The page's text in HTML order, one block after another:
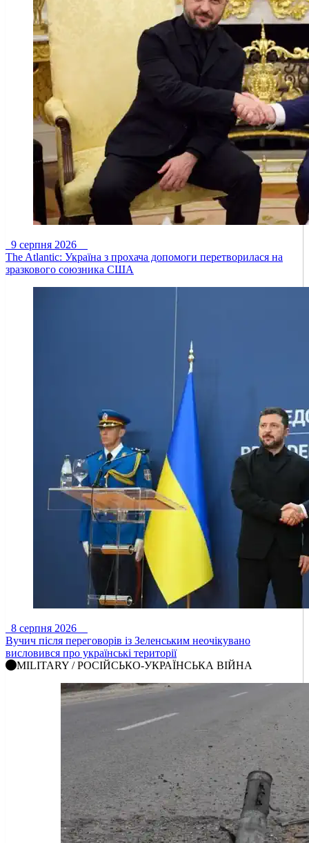
9 серпня 2026
The Atlantic: Україна з прохача допомоги перетворилася на
зразкового союзника США
8 серпня 2026
Вучич після переговорів із Зеленським неочікувано
висловився про українські території
MILITARY / РОСІЙСЬКО-УКРАЇНСЬКА ВІЙНА